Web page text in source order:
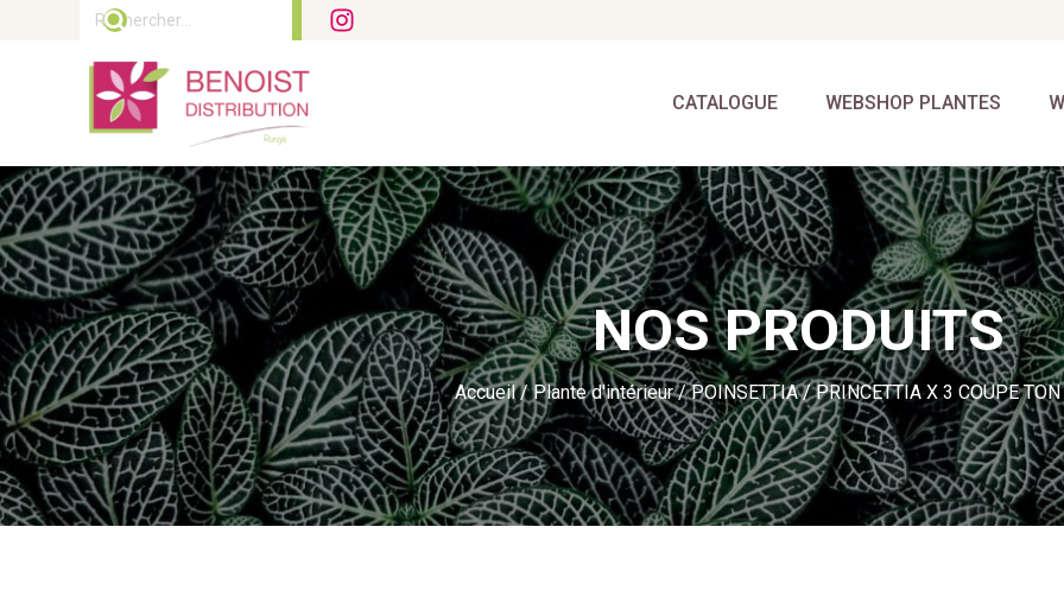
Rechercher :
CATALOGUE WEBSHOP PLANTES
NOS PRODUITS
Accueil/Plante d'intérieur/POINSETTIA/ PRINCETTIA X 3 COUPE TON